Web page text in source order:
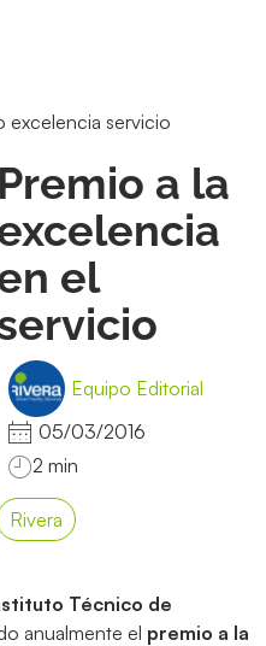
excelencia servicio
Premio a la
el
Equipo Editorial
05/03/2016
Rivera
Técnico de
anualmente el premio a la